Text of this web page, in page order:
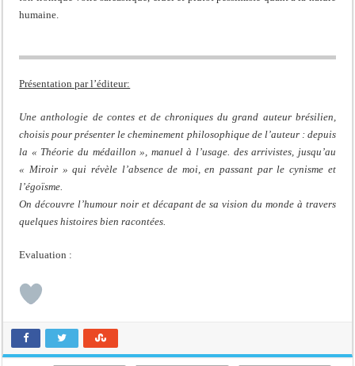
humaine.
Présentation par l’éditeur:
Une anthologie de contes et de chroniques du grand auteur brésilien,
choisis pour présenter le cheminement philosophique de l’auteur : depuis
la « Théorie du médaillon », manuel à l’usage. des arrivistes, jusqu’au
« Miroir » qui révèle l’absence de moi, en passant par le cynisme et
l’égoïsme.
On découvre l’humour noir et décapant de sa vision du monde à travers
quelques histoires bien racontées.
Evaluation :